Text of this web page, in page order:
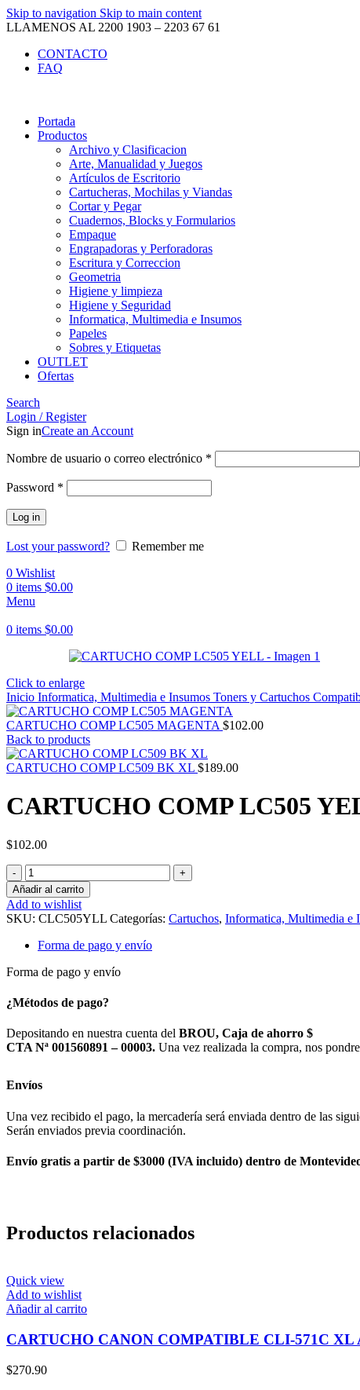
Skip to navigation Skip to main content
LLAMENOS AL 2200 1903 – 2203 67 61
CONTACTO
FAQ
Portada
Productos
Archivo y Clasificacion
Arte, Manualidad y Juegos
Artículos de Escritorio
Cartucheras, Mochilas y Viandas
Cortar y Pegar
Cuadernos, Blocks y Formularios
Empaque
Engrapadoras y Perforadoras
Escritura y Correccion
Geometria
Higiene y limpieza
Higiene y Seguridad
Informatica, Multimedia e Insumos
Papeles
Sobres y Etiquetas
OUTLET
Ofertas
Search
Login / Register
Sign inCreate an Account
Nombre de usuario o correo electrónico *
Password *
Log in
Lost your password?
Remember me
0 Wishlist
0 items $0.00
Menu
0 items $0.00
Click to enlarge
Inicio Informatica, Multimedia e Insumos Toners y Cartuchos
CARTUCHO COMP LC505 MAGENTA $102.00
Back to products
CARTUCHO COMP LC509 BK XL $189.00
CARTUCHO COMP LC505
$102.00
CARTUCHO
COMP
LC505
YELL
cantidad
Añadir al carrito
Add to wishlist
SKU: CLC505YLL Categorías: Cartuchos, Informatica, Multimedia e
Forma de pago y envío
Forma de pago y envío
¿Métodos de pago?
Depositando en nuestra cuenta del BROU, Caja de ahorro $
CTA Nª 001560891 – 00003. Una vez realizada la compra, nos
Envíos
Una vez recibido el pago, la mercadería será enviada dentro de las
Serán enviados previa coordinación.
Envío gratis a partir de $3000 (IVA incluido) dentro de
Productos relacionados
Quick view
Add to wishlist
Añadir al carrito
CARTUCHO CANON COMPATIBLE CLI-571C
$270.90